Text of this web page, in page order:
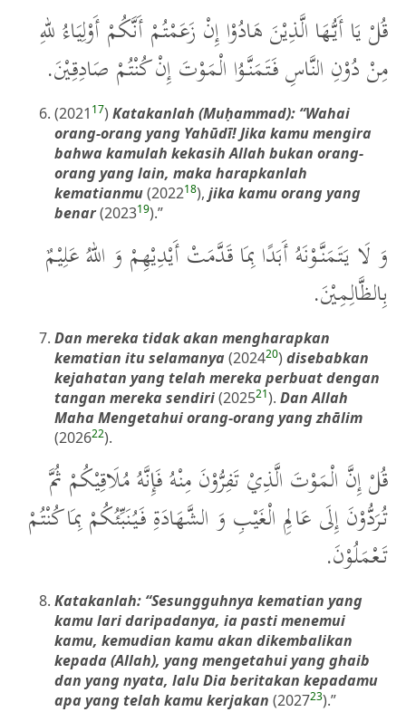
قُلْ يَا أَيُّهَا الَّذِيْنَ هَادُوْا إِنْ زَعَمْتُمْ أَنَّكُمْ أَوْلِيَاءُ للهِ
مِنْ دُوْنِ النَّاسِ فَتَمَنَّوُا الْمَوْتَ إِنْ كُنْتُمْ صَادِقِيْنَ.
(2021 17)Katakanlah (Muḥammad): “Wahai
orang-orang yang Yahūdī! Jika kamu mengira
bahwa kamulah kekasih Allah bukan orang-
orang yang lain, maka harapkanlah
kematianmu(202218), jika kamu orang yang
benar(202319).”
وَ لَا يَتَمَنَّوْنَهُ أَبَدًا بِمَا قَدَّمَتْ أَيْدِيْهِمْ وَ اللهُ عَلِيْمٌ
بِالظَّالِمِيْنَ.
Dan mereka tidak akan mengharapkan
kematian itu selamanya (202420)disebabkan
kejahatan yang telah mereka perbuat dengan
tangan mereka sendiri(202521). Dan Allah
Maha Mengetahui orang-orang yang zhālim
(202622).
قُلْ إِنَّ الْمَوْتَ الَّذِيْ تَفِرُّوْنَ مِنْهُ فَإِنَّهُ مُلَاقِيْكُمْ ثُمَّ
تُرَدُّوْنَ إِلَى عَالِمِ الْغَيْبِ وَ الشَّهَادَةِ فَيُنَبِّئُكُمْ بِمَا كُنْتُمْ
تَعْمَلُوْنَ.
Katakanlah: “Sesungguhnya kematian yang
kamu lari daripadanya, ia pasti menemui
kamu, kemudian kamu akan dikembalikan
kepada (Allah), yang mengetahui yang ghaib
dan yang nyata, lalu Dia beritakan kepadamu
apa yang telah kamu kerjakan (202723).”